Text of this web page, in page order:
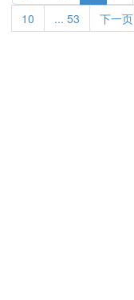
10
... 53 下一页